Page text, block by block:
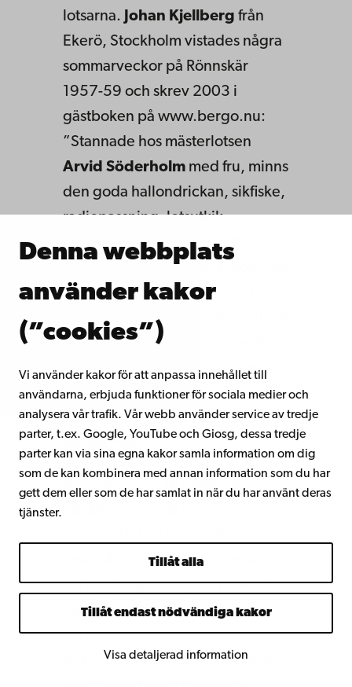
Denna webbplats
använder kakor
(”cookies”)
Vi använder kakor för att anpassa innehållet till
användarna, erbjuda funktioner för sociala medier och
analysera vår trafik. Vår webb använder service av tredje
parter, t.ex. Google, YouTube och Giosg, dessa tredje
parter kan via sina egna kakor samla information om dig
som de kan kombinera med annan information som du har
gett dem eller som de har samlat in när du har använt deras
tjänster.
Tillåt alla
Tillåt endast nödvändiga kakor
Visa detaljerad information
lotsarna. Johan Kjellberg från
Ekerö, Stockholm vistades några
sommarveckor på Rönnskär
1957-59 och skrev 2003 i
gästboken på www.bergo.nu:
”Stannade hos mästerlotsen
Arvid Söderholm med fru, minns
den goda hallondrickan, sikfiske,
radiopassning, lotsutkik,
blossning, primuskokt hett kaffe
på fat strax före lotsning, dom fina
spetsgattade sniporna, den nya
lotsbåten, lättrodda isekor, ibland
en avstickare till Bergö. Den lite
utsatta och spännande miljön
men framför allt lotsarnas
gästfrihet har etsat sig fast och
guidat mig.”
Jag tycker inte att lotsarnas
tystnaden lägrade sig över skäret
och oljelamporna lyste i kök och
kammare, då läste man, spelade
kort och löste korsord. Allt medan
sydvästliga stormvindar kastade